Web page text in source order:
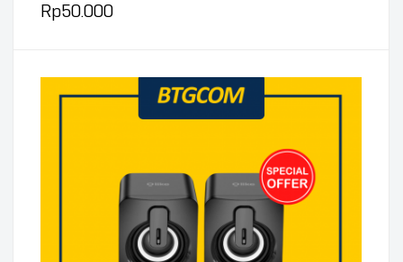
Rp50.000